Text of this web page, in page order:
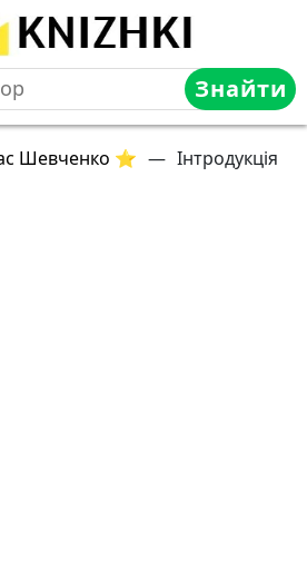
Знайти
Шевченко ⭐ — Інтродукція